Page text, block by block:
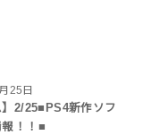
25日
】2/25■PS4新作ソフ
報！！■